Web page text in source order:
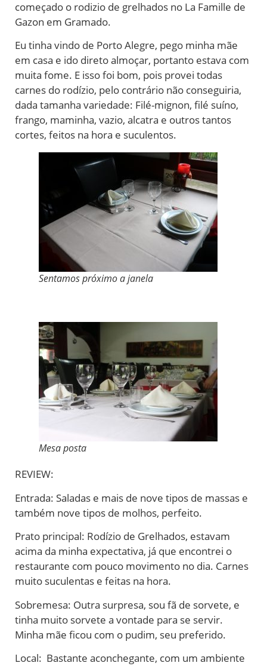
começado o rodizio de grelhados no La Famille de
Gazon em Gramado.
Eu tinha vindo de Porto Alegre, pego minha mãe
em casa e ido direto almoçar, portanto estava com
muita fome. E isso foi bom, pois provei todas
carnes do rodízio, pelo contrário não conseguiria,
dada tamanha variedade: Filé-mignon, filé suíno,
frango, maminha, vazio, alcatra e outros tantos
cortes, feitos na hora e suculentos.
Sentamos próximo a janela
Mesa posta
REVIEW:
Entrada: Saladas e mais de nove tipos de massas e
também nove tipos de molhos, perfeito.
Prato principal: Rodízio de Grelhados, estavam
acima da minha expectativa, já que encontrei o
restaurante com pouco movimento no dia. Carnes
muito suculentas e feitas na hora.
Sobremesa: Outra surpresa, sou fã de sorvete, e
tinha muito sorvete a vontade para se servir.
Minha mãe ficou com o pudim, seu preferido.
Local: Bastante aconchegante, com um ambiente